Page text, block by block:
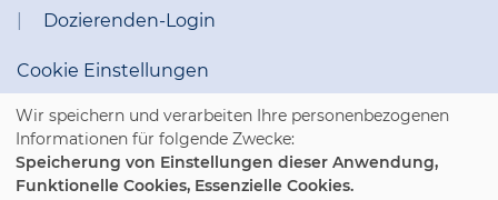
Dozierenden-Login
Cookie Einstellungen
Wir speichern und verarbeiten Ihre personenbezogenen
Informationen für folgende Zwecke:
Speicherung von Einstellungen dieser Anwendung,
Funktionelle Cookies, Essenzielle Cookies.